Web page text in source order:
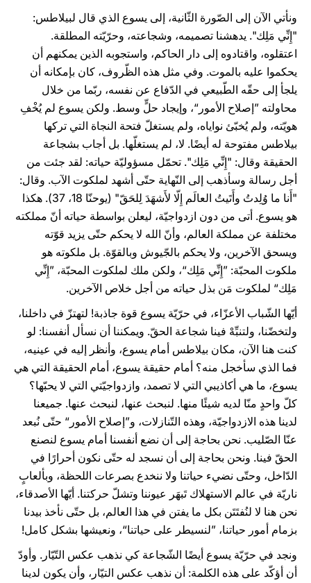
ونأتي الآن إلى الصّورة الثّانية، إلى يسوع الذي قال لبيلاطس:
"إِنِّي مَلِك". يدهشنا تصميمه، وشجاعته، وحرّيّته المطلقة.
اعتقلوه، واقتادوه إلى دار الحاكم، واستجوبه الذين يمكنهم أن
يحكموا عليه بالموت. وفي مثل هذه الظّروف، كان بإمكانه أن
يلجأ إلى حقّه الطّبيعي في الدّفاع عن نفسه، ربّما من خلال
محاولته ”إصلاح الأمور“، وإيجاد حلٍّ وسط. ولكن يسوع لم يُخْفِ
هويّته، ولم يُخبّئ نواياه، ولم يستغلّ فتحة النجاة التي تركها
بيلاطس مفتوحة له أيضًا. لا، لم يستغلّها. بل أجاب بشجاعة
الحقيقة وقال: "إِنِّي مَلِك". تحمّل مسؤوليّة حياته: لقد جئت من
أجل رسالة وسأذهب إلى النّهاية حتّى أشهد لملكوت الآب. وقال:
"أَنا ما وُلِدتُ وأَتَيتُ العالَم إِلّا لأَشهَدَ لِلحَقّ" (يوحنّا 18، 37). هكذا
هو يسوع. أتى من دون ازدواجيّة، ليعلن بواسطة حياته أنّ مملكته
مختلفة عن مملكة العالم، وأنّ الله لا يحكم حتّى يزيد قوّته
ويسحق الآخرين، ولا يحكم بالجّيوش وبالقوّة. بل ملكوته هو
ملكوت المحبّة: ”إِنِّي مَلِك“، ولكن ملك لملكوت المحبّة، ”إِنِّي
مَلِك“ لملكوت مَن بذل حياته من أجل خلاص الآخرين.
أيّها الشّباب الأعزّاء، في حرّيّة يسوع قوة جاذبة! لتهتزّ في داخلنا،
ولتخضّنا، ولتنبِّهْ فينا شجاعة الحقّ. ويمكننا أن نسأل أنفسنا: لو
كنت هنا الآن، مكان بيلاطس أمام يسوع، وأنظر إليه في عينيه،
فما الذي سأخجل منه؟ أمام حقيقة يسوع، أمام الحقيقة التي هي
يسوع، ما هي أكاذيبي التي لا تصمد، وازدواجيّتي التي لا يحبّها؟
كلّ واحدٍ منّا لديه شيئًا منها. لنبحث عنها، لنبحث عنها. جميعنا
لدينا هذه الازدواجيّة، وهذه التّنازلات، و”إصلاح الأمور“ حتّى نُبعد
عنّا الصّليب. نحن بحاجة إلى أن نضع أنفسنا أمام يسوع لنصنع
الحقّ فينا. ونحن بحاجة إلى أن نسجد له حتّى نكون أحرارًا في
الدّاخل، وحتّى نضيء حياتنا ولا ننخدع بصرعات اللحظة، وبألعابٍ
ناريّة في عالم الاستهلاك تَبهَر عيوننا وتشلّ حركتنا. أيّها الأصدقاء،
نحن هنا لا لنُفتَتَن بكل ما يفتن في هذا العالم، بل حتّى نأخذ بيدنا
بزمام أمور حياتنا، ”لنسيطر على حياتنا“، ونعيشها بشكل كامل!
ونجد في حرّيّة يسوع أيضًا الشّجاعة كي نذهب عكس التّيّار. وأودّ
أن أؤكّد على هذه الكلمة: أن نذهب عكس التيّار، وأن يكون لدينا